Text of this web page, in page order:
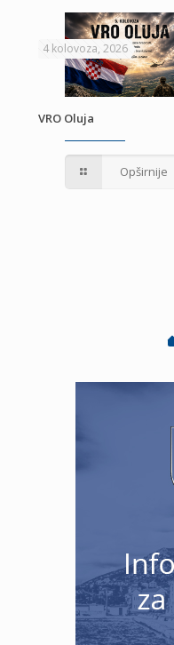
4 kolovoza, 2026
VRO Oluja
Opširnije